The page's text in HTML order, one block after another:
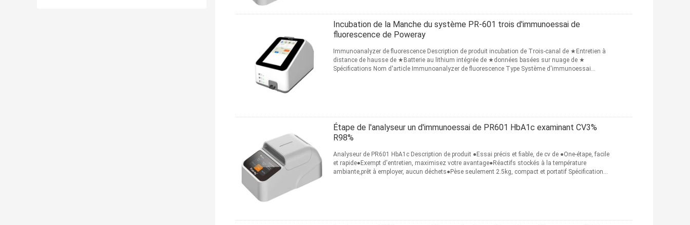
Incubation de la Manche du système PR-601 trois d'immunoessai de
fluorescence de Poweray
Immunoanalyzer de fluorescence Description de produit incubation de Trois-canal de ★Entretien à
distance de hausse de ★Batterie au lithium intégrée de ★données basées sur nuage de ★
Spécifications Nom d'article Immunoanalyzer de fluorescence Type Système d'immunoessai
Étape de l'analyseur un d'immunoessai de PR601 HbA1c examinant CV3%
R98%
Analyseur de PR601 HbA1c Description de produit ●Essai précis et fiable, de cv de ●One-étape, facile
et rapide●Exempt d'entretien, maximisez votre avantage●Réactifs stockés à la température
ambiante,prêt à employer, aucun déchets●Pèse seulement 2.5kg, compact et portatif Spécifications